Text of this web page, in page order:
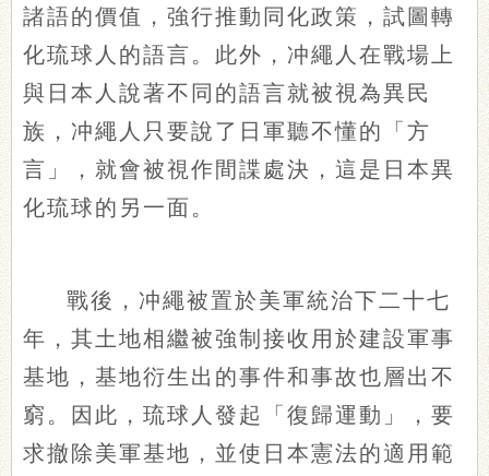
諸語的價值，強行推動同化政策，試圖轉
化琉球人的語言。此外，冲繩人在戰場上
與日本人說著不同的語言就被視為異民
族，冲繩人只要說了日軍聽不懂的「方
言」，就會被視作間諜處決，這是日本異
化琉球的另一面。
戰後，冲繩被置於美軍統治下二十七
年，其土地相繼被強制接收用於建設軍事
基地，基地衍生出的事件和事故也層出不
窮。因此，琉球人發起「復歸運動」，要
求撤除美軍基地，並使日本憲法的適用範